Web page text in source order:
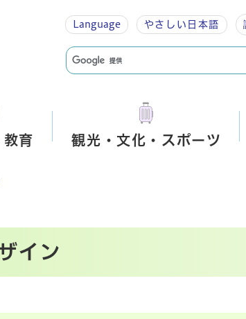
Language やさしい 日本語
教育 観光・文化・スポーツ
イン